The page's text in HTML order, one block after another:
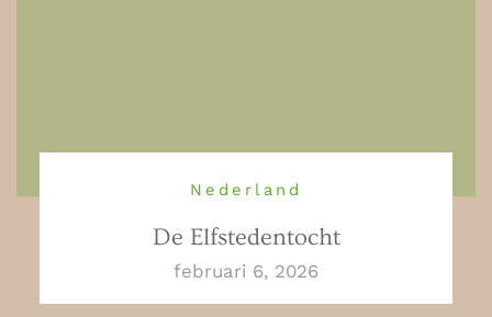
Nederland
De Elfstedentocht
februari 6, 2026